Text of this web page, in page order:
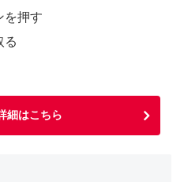
を押す
る
細はこちら